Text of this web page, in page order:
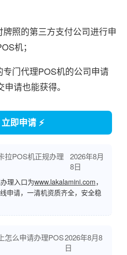
照的第三方支付公司进行申
机；
门代理POS机的公司申请
申请也能获得。
立即申请 ⚡
拉POS机正规办理
2026年8月
8日
理入口为www.lakalamini.com，
申请，一清机资质齐全，安全稳
怎么申请办理POS2026年8月8
日